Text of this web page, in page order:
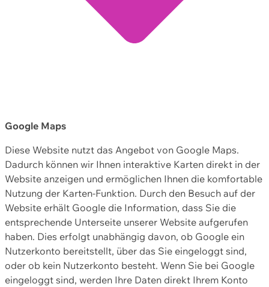
Google Maps
Diese Website nutzt das Angebot von Google Maps.
Dadurch können wir Ihnen interaktive Karten direkt in der
Website anzeigen und ermöglichen Ihnen die komfortable
Nutzung der Karten-Funktion. Durch den Besuch auf der
Website erhält Google die Information, dass Sie die
entsprechende Unterseite unserer Website aufgerufen
haben. Dies erfolgt unabhängig davon, ob Google ein
Nutzerkonto bereitstellt, über das Sie eingeloggt sind,
oder ob kein Nutzerkonto besteht. Wenn Sie bei Google
eingeloggt sind, werden Ihre Daten direkt Ihrem Konto